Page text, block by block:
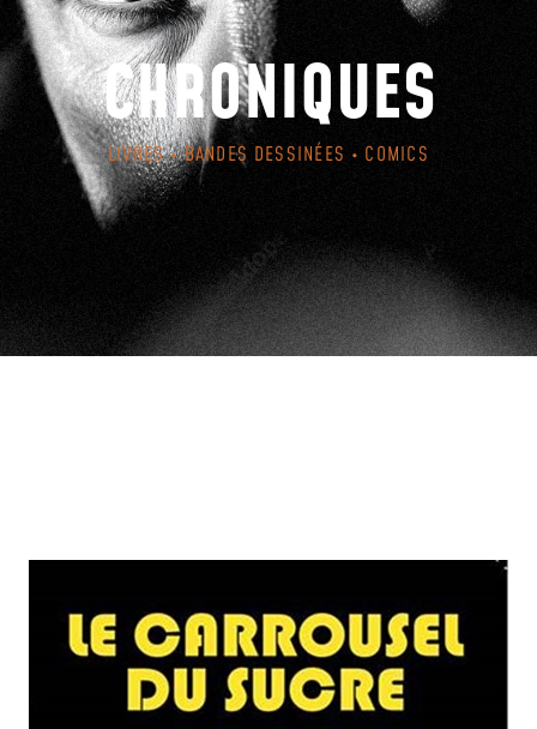
CHRONIQUES
LIVRES • BANDES DESSINÉES • COMICS